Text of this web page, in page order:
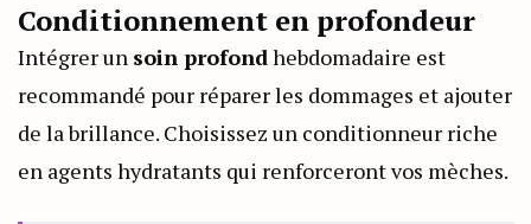
Conditionnement en profondeur
Intégrer un soin profondhebdomadaire est
recommandé pour réparer les dommages et ajouter
de la brillance. Choisissez un conditionneur riche
en agents hydratants qui renforceront vos mèches.